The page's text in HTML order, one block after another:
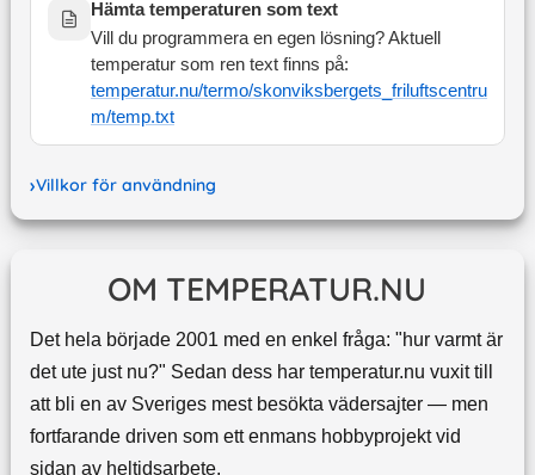
Hämta temperaturen som text
Vill du programmera en egen lösning? Aktuell
temperatur som ren text finns på:
temperatur.nu/termo/skonviksbergets_friluftscentru
m/temp.txt
Villkor för användning
OM TEMPERATUR.NU
Det hela började 2001 med en enkel fråga: "hur varmt är
det ute just nu?" Sedan dess har temperatur.nu vuxit till
att bli en av Sveriges mest besökta vädersajter — men
fortfarande driven som ett enmans hobbyprojekt vid
sidan av heltidsarbete.